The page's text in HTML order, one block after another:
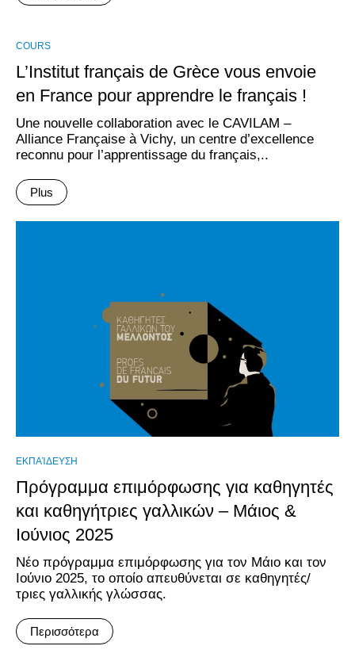
COURS
L’Institut français de Grèce vous envoie
en France pour apprendre le français !
Une nouvelle collaboration avec le CAVILAM –
Alliance Française à Vichy, un centre d’excellence
reconnu pour l’apprentissage du français,..
Plus
ΕΚΠΑΊΔΕΥΣΗ
Πρόγραμμα επιμόρφωσης για καθηγητές
και καθηγήτριες γαλλικών – Μάιος &
Ιούνιος 2025
Νέο πρόγραμμα επιμόρφωσης για τον Μάιο και τον
Ιούνιο 2025, το οποίο απευθύνεται σε καθηγητές/
τριες γαλλικής γλώσσας.
Περισσότερα